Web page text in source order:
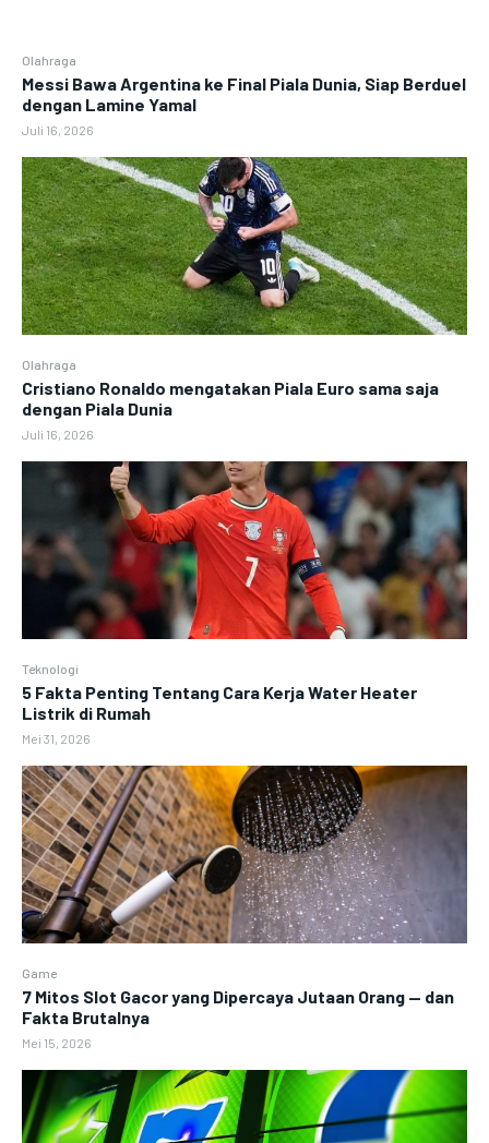
Olahraga
Messi Bawa Argentina ke Final Piala Dunia, Siap Berduel
dengan Lamine Yamal
Juli 16, 2026
Olahraga
Cristiano Ronaldo mengatakan Piala Euro sama saja
dengan Piala Dunia
Juli 16, 2026
Teknologi
5 Fakta Penting Tentang Cara Kerja Water Heater
Listrik di Rumah
Mei 31, 2026
Game
7 Mitos Slot Gacor yang Dipercaya Jutaan Orang — dan
Fakta Brutalnya
Mei 15, 2026